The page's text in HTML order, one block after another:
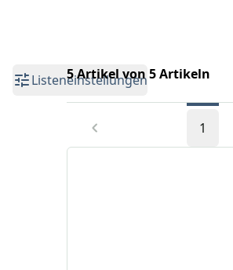
Listeneinstellungen
5 Artikel von 5 Artikeln
1